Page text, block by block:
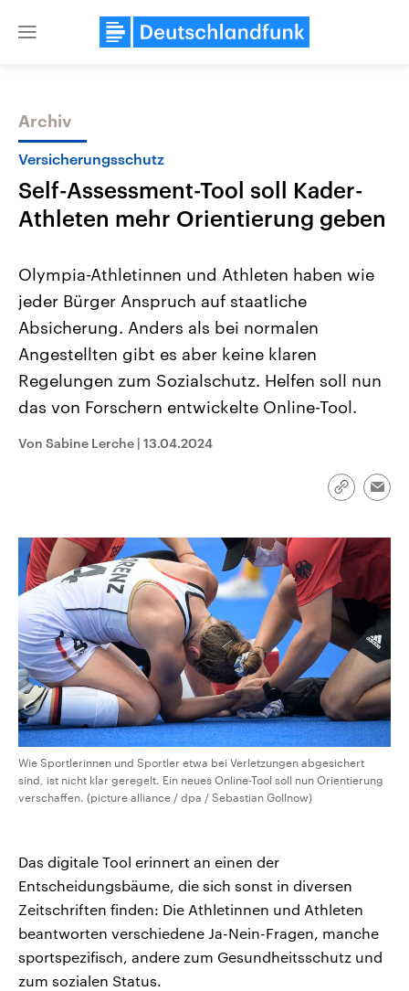
Close
Themen
Landtagswahl Sachsen-Anhalt
2026
Alle Informationen
Sachsen-Anhalt wählt am 6.
September 2026 einen neuen
Landtag. Seit 2021 wird das
Bundesland von einer Koalition aus
Umfragen, Prognosen,
Wahlprogramme, aktuelle Berichte
Aktuelle Beiträge,
Hintergründe
Wirtschaftlich und
gehören die Vereinigten
den mächtigsten Ländern
mit großem Einfluss auf
Archiv
Versicherungsschutz
Self-Assessment-Tool soll Kader-
Athleten mehr Orientierung geben
Olympia-Athletinnen und Athleten haben wie
jeder Bürger Anspruch auf staatliche
Absicherung. Anders als bei normalen
Angestellten gibt es aber keine klaren
Regelungen zum Sozialschutz. Helfen soll nun
das von Forschern entwickelte Online-Tool.
Von Sabine Lerche | 13.04.2024
Link
Wie Sportlerinnen und Sportler etwa bei Verletzungen abgesichert
sind, ist nicht klar geregelt. Ein neues Online-Tool soll nun Orientierung
verschaffen. (picture alliance / dpa / Sebastian Gollnow)
Das digitale Tool erinnert an einen der
Entscheidungsbäume, die sich sonst in diversen
Zeitschriften finden: Die Athletinnen und Athleten
beantworten verschiedene Ja-Nein-Fragen, manche
sportspezifisch, andere zum Gesundheitsschutz und
zum sozialen Status.